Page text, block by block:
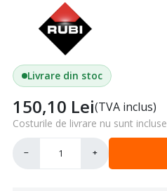
Livrare din stoc
150,10 Lei(TVA inclus)
Costurile de livrare nu sunt incluse
− +